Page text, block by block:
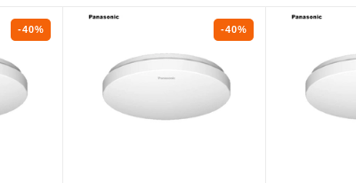
-40% -40%